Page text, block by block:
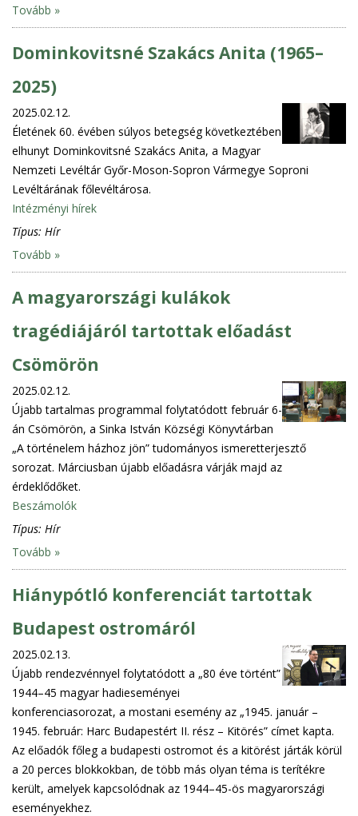
Tovább »
Dominkovitsné Szakács Anita (1965–
2025)
2025.02.12.
Életének 60. évében súlyos betegség következtében
elhunyt Dominkovitsné Szakács Anita, a Magyar
Nemzeti Levéltár Győr-Moson-Sopron Vármegye Soproni
Levéltárának főlevéltárosa.
Intézményi hírek
Típus: Hír
Tovább »
A magyarországi kulákok
tragédiájáról tartottak előadást
Csömörön
2025.02.12.
Újabb tartalmas programmal folytatódott február 6-
án Csömörön, a Sinka István Községi Könyvtárban
„A történelem házhoz jön” tudományos ismeretterjesztő
sorozat. Márciusban újabb előadásra várják majd az
érdeklődőket.
Beszámolók
Típus: Hír
Tovább »
Hiánypótló konferenciát tartottak
Budapest ostromáról
2025.02.13.
Újabb rendezvénnyel folytatódott a „80 éve történt”
1944–45 magyar hadieseményei
konferenciasorozat, a mostani esemény az „1945. január –
1945. február: Harc Budapestért II. rész – Kitörés” címet kapta.
Az előadók főleg a budapesti ostromot és a kitörést járták körül
a 20 perces blokkokban, de több más olyan téma is terítékre
került, amelyek kapcsolódnak az 1944–45-ös magyarországi
eseményekhez.